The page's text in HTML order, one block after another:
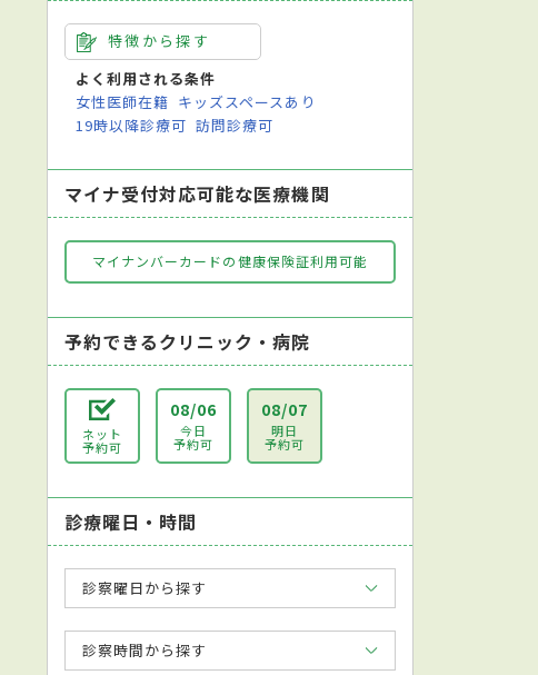
特徴から探す
よく利用される条件
女性医師在籍 キッズスペースあり
19時以降診療可 訪問診療可
マイナ受付対応可能な医療機関
マイナンバーカードの健康保険証利用可能
予約できるクリニック・病院
ネット
予約可
08/06
今日
予約可
08/07
明日
予約可
診療曜日・時間
診察曜日から探す
診察時間から探す